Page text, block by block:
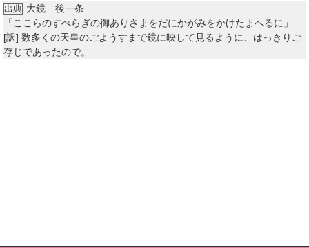
出典 大鏡 後一条
「ここらのすべらぎの御ありさまをだにかがみをかけたまへるに」
[訳] 数多くの天皇のごようすまで鏡に映して見るように、はっきりご
存じであったので。